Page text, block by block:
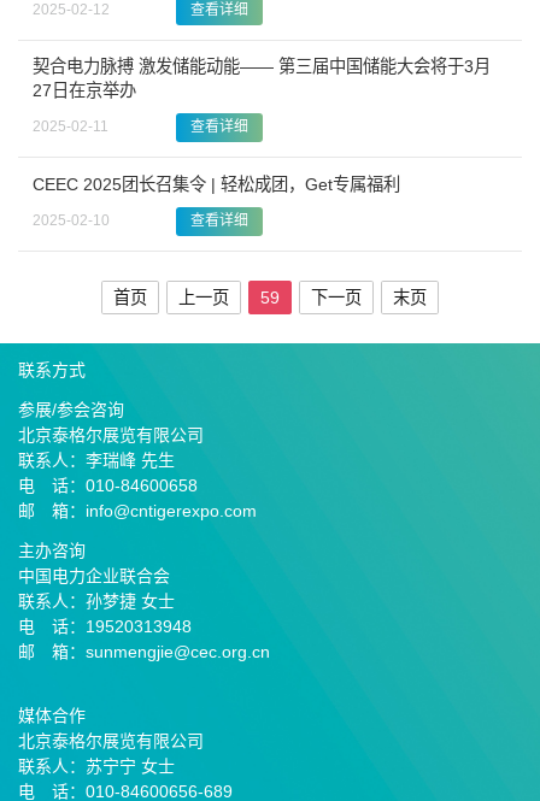
2025-02-12 查看详细
契合电力脉搏 激发储能动能—— 第三届中国储能大会将于3月
27日在京举办
2025-02-11 查看详细
CEEC 2025团长召集令 | 轻松成团，Get专属福利
2025-02-10 查看详细
首页 上一页 59 下一页 末页
联系方式
参展/参会咨询
北京泰格尔展览有限公司
联系人：李瑞峰 先生
电 话：010-84600658
邮 箱：info@cntigerexpo.com
主办咨询
中国电力企业联合会
联系人：孙梦捷 女士
电 话：19520313948
邮 箱：sunmengjie@cec.org.cn
媒体合作
北京泰格尔展览有限公司
联系人：苏宁宁 女士
电 话：010-84600656-689